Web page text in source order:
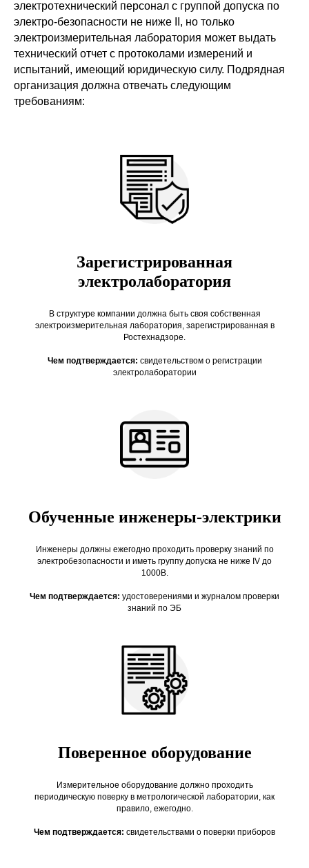
электротехнический персонал с группой допуска по
электро-безопасности не ниже II, но только
электроизмерительная лаборатория может выдать
технический отчет с протоколами измерений и
испытаний, имеющий юридическую силу. Подрядная
организация должна отвечать следующим
требованиям:
Зарегистрированная
электролаборатория
В структуре компании должна быть своя собственная
электроизмерительная лаборатория, зарегистрированная в
Ростехнадзоре.
Чем подтверждается: свидетельством о регистрации
электролаборатории
Обученные инженеры-электрики
Инженеры должны ежегодно проходить проверку знаний по
электробезопасности и иметь группу допуска не ниже IV до
1000В.
Чем подтверждается: удостоверениями и журналом проверки
знаний по ЭБ
Поверенное оборудование
Измерительное оборудование должно проходить
периодическую поверку в метрологической лаборатории, как
правило, ежегодно.
Чем подтверждается: свидетельствами о поверки приборов